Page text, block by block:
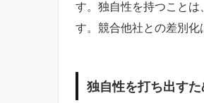
す。独自性を持つこと
す。競合他社との差別化
独自性を打ち出す